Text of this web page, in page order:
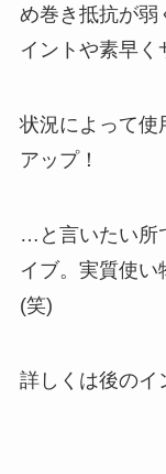
め巻き抵抗が弱
イントや素早く
状況によって使
アップ！
…と言いたい所
イブ。実質使い
(笑)
詳しくは後のイ